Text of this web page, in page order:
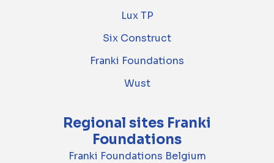
Lux TP
Six Construct
Franki Foundations
Wust
Regional sites Franki
Foundations
Franki Foundations Belgium